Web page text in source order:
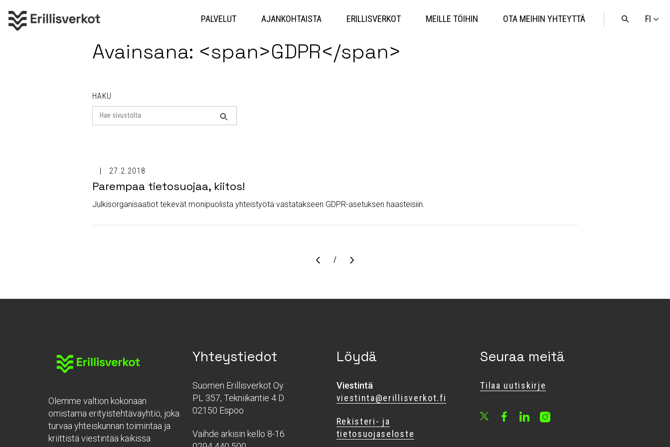
sisältöön
FI
Avaa
PALVELUT AJANKOHTAISTA ERILLISVERKOT MEILLE TÖIHIN OTA MEIHIN YHTEYTTÄ
Avainsana: <span>GDPR</span>
HAKU
Search
for
Haku
27.2.2018
Parempaa tietosuojaa, kiitos!
Julkisorganisaatiot tekevät monipuolista yhteistyötä vastatakseen GDPR-asetuksen haasteisiin.
Sivu
/
Olemme valtion kokonaan
omistama erityistehtäväyhtiö, joka
turvaa yhteiskunnan toimintaa ja
kriittistä viestintää kaikissa
Yhteystiedot
Suomen Erillisverkot Oy
PL 357, Tekniikantie 4 D
02150 Espoo
Vaihde arkisin kello 8-16
Löydä
Viestintä
viestinta@erillisverkot.fi
Rekisteri- ja
tietosuojaseloste
Seuraa meitä
Tilaa uutiskirje
FacebookLinkedInInstagram